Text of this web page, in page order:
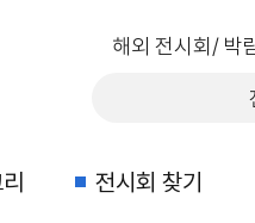
해외 전시회/ 박
전시회 찾기